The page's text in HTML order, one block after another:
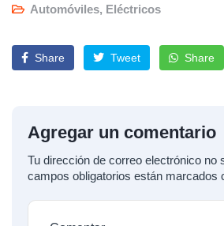
Automóviles, Eléctricos
Share Tweet Share
Agregar un comentario
Tu dirección de correo electrónico no
campos obligatorios están marcados